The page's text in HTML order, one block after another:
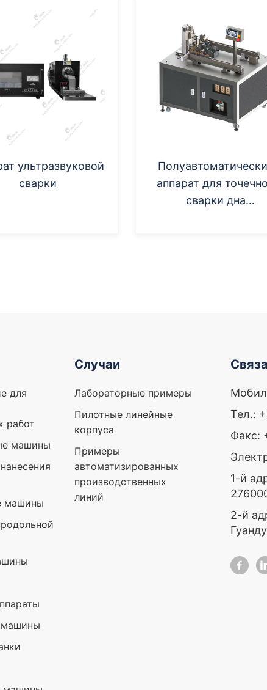
ультразвуковой
сварки
аппарат для
сварки дна
для
работ
машины
машины
Случаи
Лабораторные примеры
Пилотные линейные
корпуса
Примеры
автоматизированных
производственных
линий
Тел.:
Факс:
1-й
2-й